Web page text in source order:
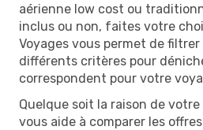
aérienne low cost ou
inclus ou non, faites votre
Voyages vous permet de
différents critères pour
correspondent pour votre
Quelque soit la raison de votre
vous aide à comparer les